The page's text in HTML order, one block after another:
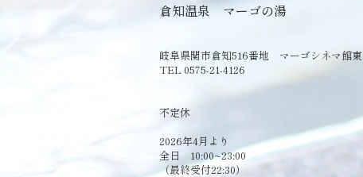
倉知温泉 マーゴの湯
岐阜県関市倉知516番地 マーゴシネマ館東
TEL 0575-21-4126
​不定休
2026年4月より
全日 10:00~23:00
（最終受付22:30）